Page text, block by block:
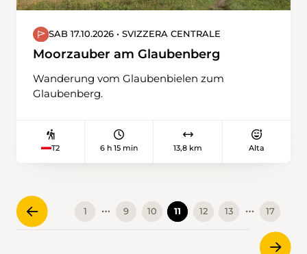
SAB 17.10.2026 • SVIZZERA CENTRALE
Moorzauber am Glaubenberg
Wanderung vom Glaubenbielen zum
Glaubenberg.
T2 6 h 15 min 13,8 km Alta
1 … 9 10 11 12 13 … 17